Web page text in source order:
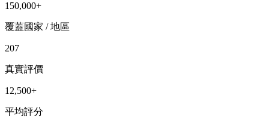
150,000+
覆蓋國家 / 地區
207
真實評價
12,500+
平均評分